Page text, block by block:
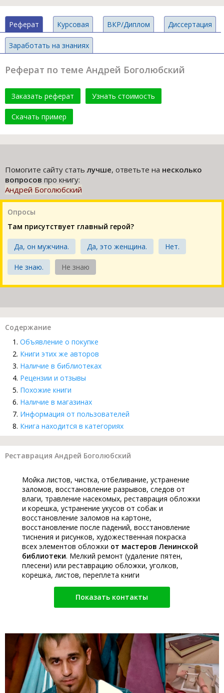
Реферат Курсовая ВКР/Диплом Диссертация
Заработать на знаниях
Реферат по теме Андрей Боголюбский
Заказать реферат Узнать стоимость
Скачать пример
Помогите сайту статьлучше, ответьте на несколько
вопросов про книгу:
Андрей Боголюбский
Опросы
Там присутствует главный герой?
Да, он мужчина. Да, это женщина. Нет.
Не знаю. Не знаю
Содержание
Объявление о покупке
Книги этих же авторов
Наличие в библиотеках
Рецензии и отзывы
Похожие книги
Наличие в магазинах
Информация от пользователей
Книга находится в категориях
Реставрация Андрей Боголюбский
Мойка листов, чистка, отбеливание, устранение
заломов, восстановление разрывов, следов от
влаги, травление насекомых, реставрация обложки
и корешка, устранение укусов от собак и
восстановление заломов на картоне,
восстановление после падений, восстановление
тиснения и рисунков, художественная покраска
всех элементов обложки от мастеров Ленинской
библиотеки. Мелкий ремонт (удаление пятен,
плесени) или реставрацию обложки, уголков,
корешка, листов, переплета книги
Показать контакты